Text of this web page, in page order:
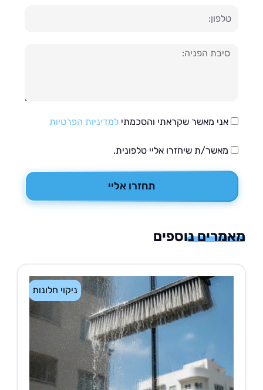
אני מאשר שקראתי והסכמתילמדיניות הפרטיות
מאשר/ת שיחזרו אליי טלפונית.
תחזרו אליי
נוספים
ניקוי חלונות